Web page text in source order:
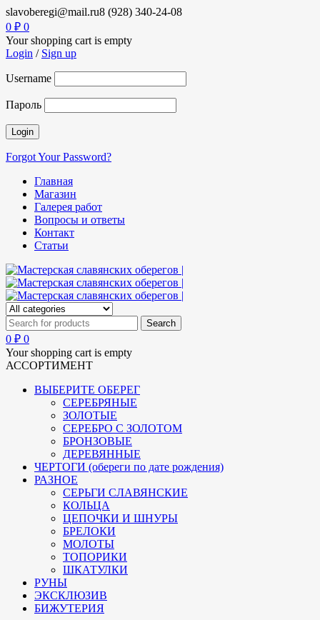
slavoberegi@mail.ru8 (928) 340-24-08
0 ₽ 0
Your shopping cart is empty
Login / Sign up
Username
Пароль
Forgot Your Password?
Главная
Магазин
Галерея работ
Вопросы и ответы
Контакт
Статьи
0 ₽ 0
Your shopping cart is empty
АССОРТИМЕНТ
ВЫБЕРИТЕ ОБЕРЕГ
СЕРЕБРЯНЫЕ
ЗОЛОТЫЕ
СЕРЕБРО С ЗОЛОТОМ
БРОНЗОВЫЕ
ДЕРЕВЯННЫЕ
ЧЕРТОГИ (обереги по дате рождения)
РАЗНОЕ
СЕРЬГИ СЛАВЯНСКИЕ
КОЛЬЦА
ЦЕПОЧКИ И ШНУРЫ
БРЕЛОКИ
МОЛОТЫ
ТОПОРИКИ
ШКАТУЛКИ
РУНЫ
ЭКСКЛЮЗИВ
БИЖУТЕРИЯ